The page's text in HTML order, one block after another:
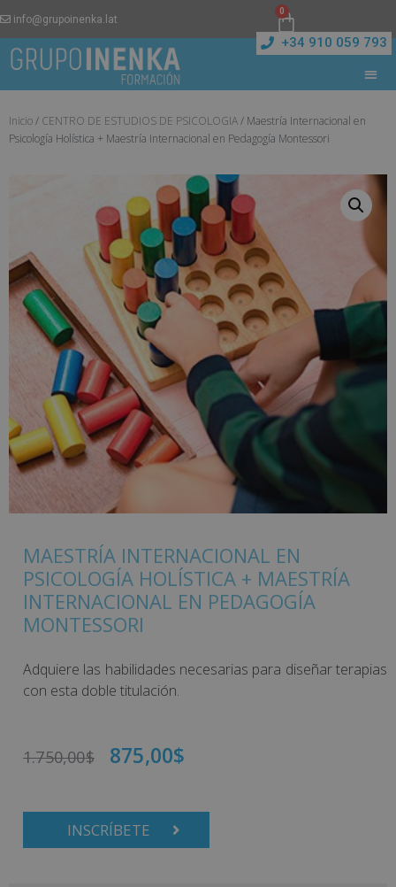
info@grupoinenka.lat
0
+34 910 059 793
Inicio/ CENTRO DE ESTUDIOS DE PSICOLOGIA/ Maestría Internacional en
Psicología Holística + Maestría Internacional en Pedagogía Montessori
MAESTRÍA INTERNACIONAL EN
PSICOLOGÍA HOLÍSTICA + MAESTRÍA
INTERNACIONAL EN PEDAGOGÍA
MONTESSORI
Adquiere las habilidades necesarias para diseñar terapias
con esta doble titulación.
1.750,00$ 875,00$
INSCRÍBETE